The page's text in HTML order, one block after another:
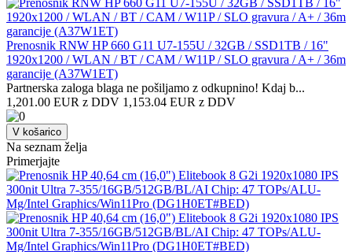
Prenosnik RNW HP 660 G11 U7-155U / 32GB / SSD1TB / 16"
1920x1200 / WLAN / BT / CAM / W11P / SLO gravura / A+ / 36m
garancije (A37W1ET)
Partnerska zaloga blaga ne pošiljamo z odkupnino! ​Kdaj b...
1,201.00 EUR z DDV 1,153.04 EUR z DDV
V košarico
Na seznam želja
Primerjajte